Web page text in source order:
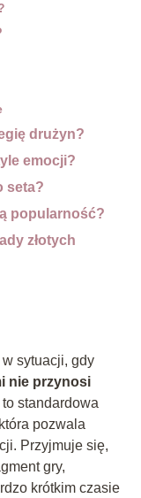
drużyn?
emocji?
seta?
popularność?
złotych
w sytuacji, gdy
nie przynosi
standardowa
pozwala
Przyjmuje się,
gry,
krótkim czasie